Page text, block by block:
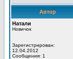
Автор
Натали
Новичок
Зарегистрирован:
12.04.2012
Сообщения: 1